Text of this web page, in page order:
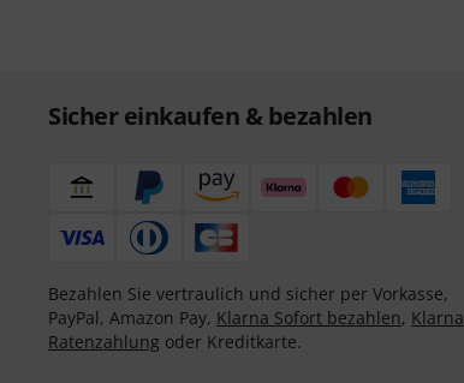
Sicher einkaufen & bezahlen
Bezahlen Sie vertraulich und sicher per Vorkasse,
PayPal, Amazon Pay, Klarna Sofort bezahlen, Klarna
Ratenzahlung oder Kreditkarte.